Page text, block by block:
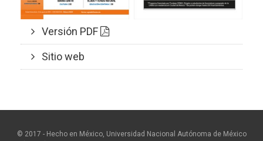
Versión PDF
Sitio web
© 2017 - Hecho en México, Universidad Nacional Autónoma de México